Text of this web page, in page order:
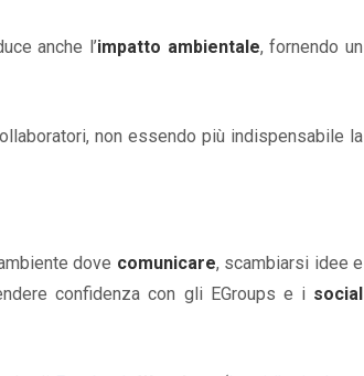
anche l’impatto ambientale, fornendo un
non essendo più indispensabile la
dove comunicare, scambiarsi idee e
confidenza con gli EGroups e i social